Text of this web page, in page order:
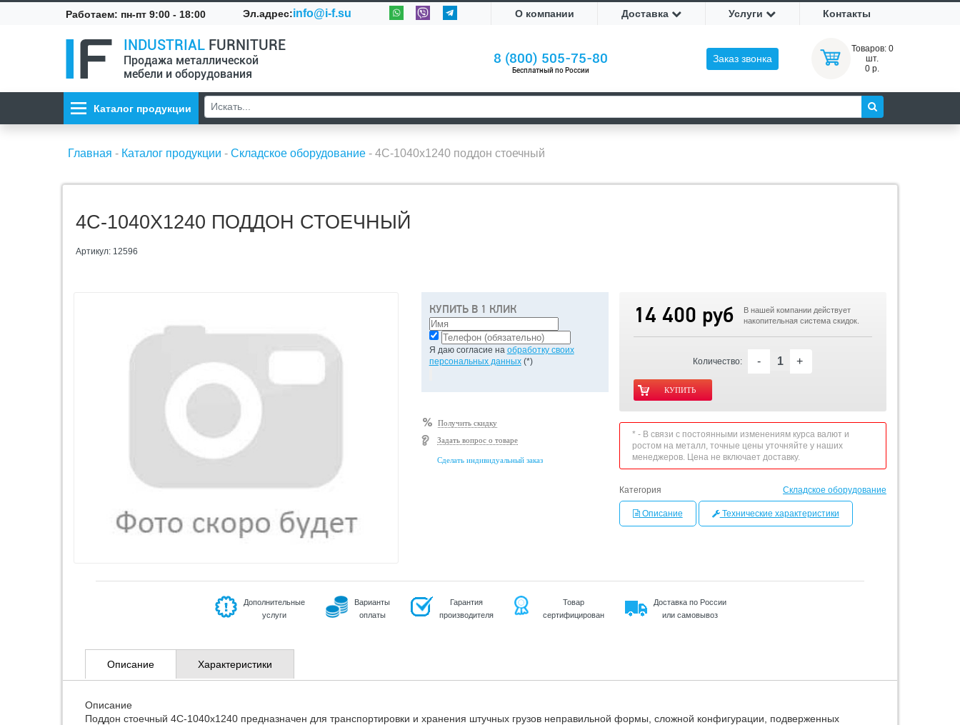
Работаем: пн-пт 9:00 - 18:00 Эл.адрес:info@i-f.su О компании Доставка Услуги Контакты
INDUSTRIAL FURNITURE
Продажа металлической
мебели и оборудования
8 (800) 505-75-80
Бесплатный по России
Заказ звонка
Товаров: 0
шт.
0 р.
Каталог продукции
Главная - Каталог продукции - Складское оборудование - 4С-1040х1240 поддон стоечный
4С-1040Х1240 ПОДДОН СТОЕЧНЫЙ
Артикул: 12596
КУПИТЬ В 1 КЛИК
Я даю согласие на обработку своих
персональных данных(*)
Получить скидку
Задать вопрос о товаре
Сделать индивидуальный заказ
14 400 руб
В нашей компании действует
накопительная система скидок.
Количество: - +
* - В связи с постоянными изменениям курса валют и
ростом на металл, точные цены уточняйте у наших
менеджеров. Цена не включает доставку.
Категория Складское оборудование
Описание Технические характеристики
Дополнительные
услуги
Варианты
оплаты
Гарантия
производителя
Товар
сертифицирован
Доставка по России
или самовывоз
Описание Характеристики
Описание
Поддон стоечный 4С-1040х1240 предназначен для транспортировки и хранения штучных грузов неправильной формы, сложной конфигурации, подверженных